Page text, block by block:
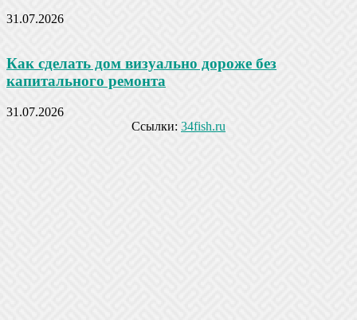
31.07.2026
Как сделать дом визуально дороже без
капитального ремонта
31.07.2026
Ссылки: 34fish.ru